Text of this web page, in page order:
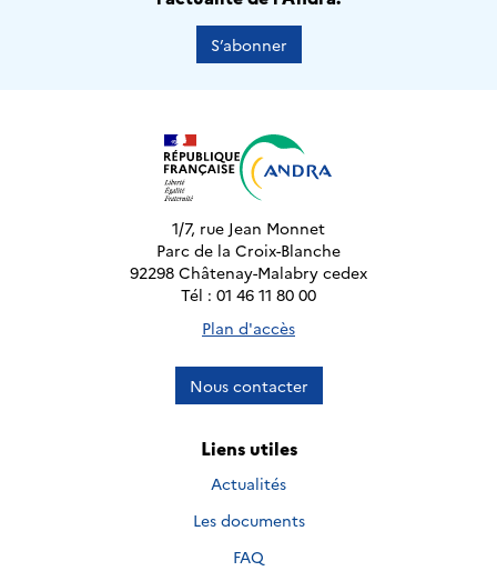
S’abonner
1/7, rue Jean Monnet
Parc de la Croix-Blanche
92298 Châtenay-Malabry cedex
Tél : 01 46 11 80 00
Plan d'accès
Nous contacter
Liens utiles
Actualités
Les documents
FAQ